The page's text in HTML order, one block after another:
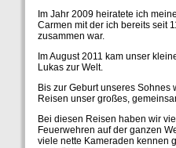
Im Jahr 2009 heiratete ich
Carmen mit der ich bereits seit
zusammen war.
Im August 2011 kam unser
Lukas zur Welt.
Bis zur Geburt unseres Sohnes
Reisen unser großes,
Bei diesen Reisen haben wir
Feuerwehren auf der ganzen
viele nette Kameraden kennen